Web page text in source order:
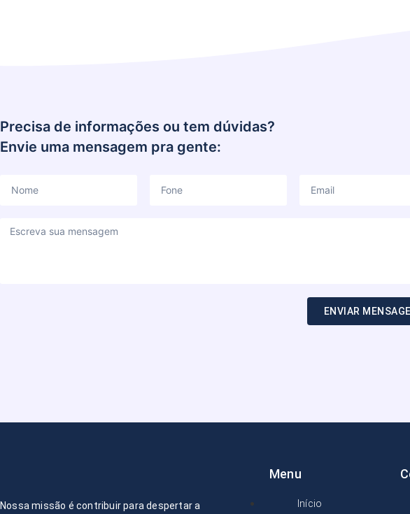
Precisa de informações ou tem dúvidas?
Envie uma mensagem pra gente:
ENVIAR
Nossa missão é contribuir paradespertar a
Menu
Início